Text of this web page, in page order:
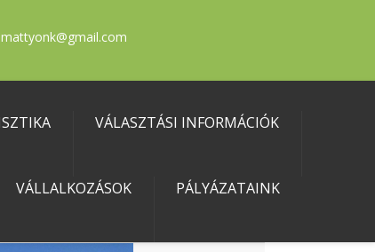
mattyonk@gmail.com
VÁLASZTÁSI INFORMÁCIÓK
VÁLLALKOZÁSOK PÁLYÁZATAINK